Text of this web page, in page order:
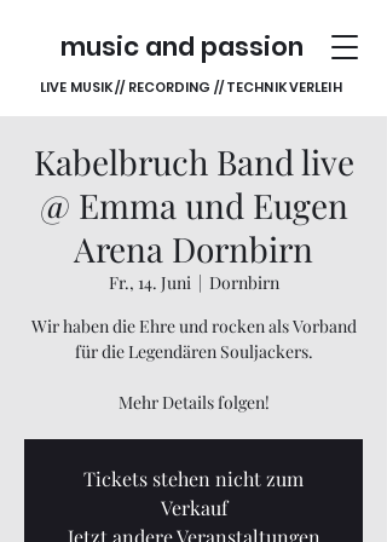
music and passion
LIVE MUSIK // RECORDING // TECHNIK VERLEIH
Kabelbruch Band live
@ Emma und Eugen
Arena Dornbirn
Fr., 14. Juni
  |
Dornbirn
Wir haben die Ehre und rocken als Vorband
für die Legendären Souljackers.
Mehr Details folgen!
Tickets stehen nicht zum
Verkauf
Jetzt andere Veranstaltungen